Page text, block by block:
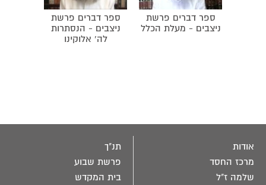
ספר דברים פרשת
ניצבים - מעלת הכלל
ספר דברים פרשת
ניצבים - הנסתרות
לה' אלוקינו
אודות
מרכז החסד
שלמה ז"ל
תנ"ך
פרשת שבוע
בית המקדש